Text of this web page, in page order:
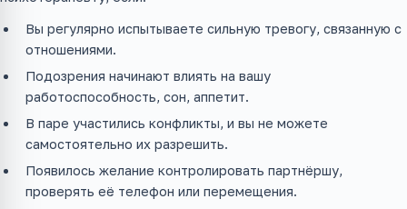
Вы регулярно испытываете сильную тревогу, связанную с
отношениями.
Подозрения начинают влиять на вашу
работоспособность, сон, аппетит.
В паре участились конфликты, и вы не можете
самостоятельно их разрешить.
Появилось желание контролировать партнёршу,
проверять её телефон или перемещения.